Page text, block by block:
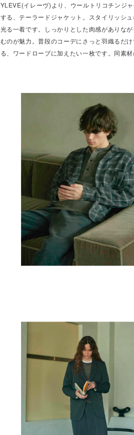
YLEVE(イレーヴ)より、ウールトリコチンジ
する、テーラードジャケット。スタイリッシ
光る一着です。しっかりとした肉感がありな
むのが魅力。普段のコーデにさっと羽織るだ
る、ワードローブに加えたい一枚です。同素